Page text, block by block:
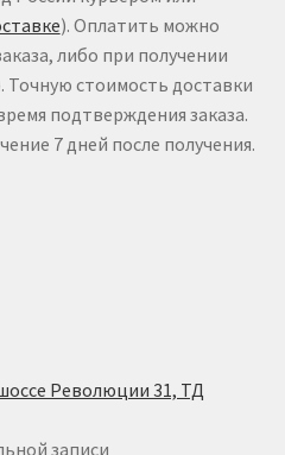
). Оплатить можно
либо при получении
Точную стоимость доставки
подтверждения заказа.
7 дней после получения.
Революции 31, ТД
записи